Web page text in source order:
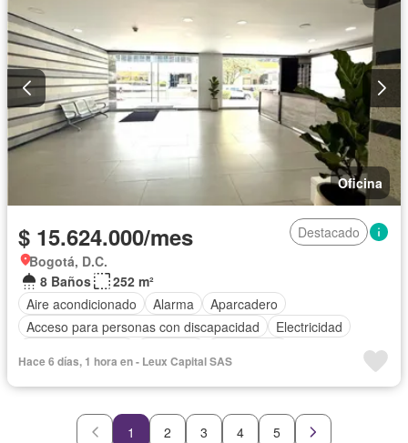
Oficina
$ 15.624.000/mes
Destacado
Bogotá, D.C.
8 Baños
252 m²
Aire acondicionado
Alarma
Aparcadero
Acceso para personas con discapacidad
Electricidad
Vista panorámica
Seguridad privada
Hace 6 días, 1 hora en - Leux Capital SAS
1 2 3 4 5